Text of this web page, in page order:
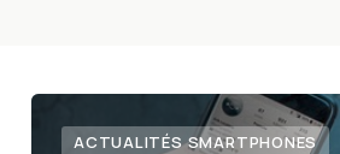
ACTUALITÉS SMARTPHONES